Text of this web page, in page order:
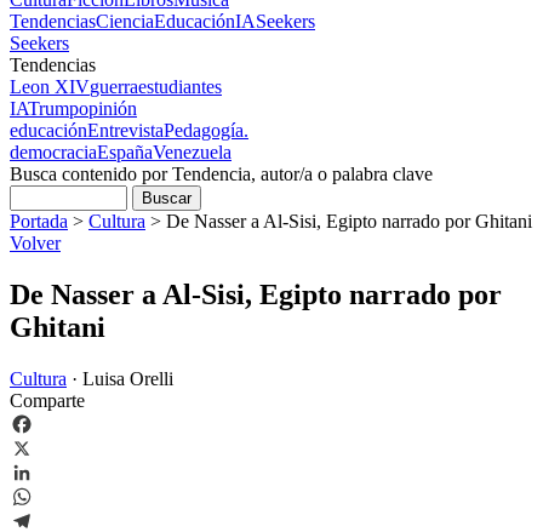
TendenciasCienciaEducaciónIASeekers
Seekers
Tendencias
Leon XIVguerraestudiantes
IATrumpopinión
educaciónEntrevistaPedagogía.
democraciaEspañaVenezuela
Busca contenido por Tendencia, autor/a o palabra clave
Portada > Cultura > De Nasser a Al-Sisi, Egipto narrado por Ghitani
Volver
De Nasser a Al-Sisi, Egipto narrado por
Ghitani
Cultura · Luisa Orelli
Comparte
Facebook
X
LinkedIn
WhatsApp